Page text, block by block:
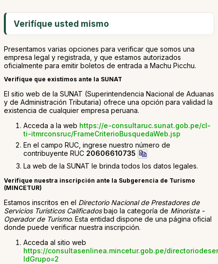
Verifíque usted mismo
Presentamos varias opciones para verificar que somos una
empresa legal y registrada, y que estamos autorizados
oficialmente para emitir boletos de entrada a Machu Picchu.
Verifique que existimos ante la SUNAT
El sitio web de la SUNAT (Superintendencia Nacional de Aduanas
y de Administración Tributaria) ofrece una opción para validad la
existencia de cualquier empresa peruana.
Acceda a la web https://e-consultaruc.sunat.gob.pe/cl-
ti-itmrconsruc/FrameCriterioBusquedaWeb.jsp
En el campo RUC, ingrese nuestro número de
contribuyente RUC 20606610735
La web de la SUNAT le brinda todos los datos legales.
Verifique nuestra inscripción ante la Subgerencia de Turismo
(MINCETUR)
Estamos inscritos en el Directorio Nacional de Prestadores de
Servicios Turísticos Calificadosbajo la categoría de Minorista -
Operador de Turismo. Esta entidad dispone de una página oficial
donde puede verificar nuestra inscripción.
Acceda al sitio web
https://consultasenlinea.mincetur.gob.pe/
IdGrupo=2